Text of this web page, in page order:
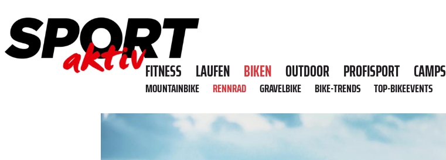
FITNESS LAUFEN BIKEN OUTDOOR PROFISPORT CAMPS
MOUNTAINBIKE RENNRAD GRAVELBIKE BIKE-TRENDS TOP-BIKEEVENTS